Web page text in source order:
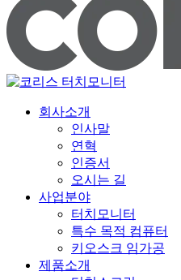
회사소개
인사말
연혁
인증서
오시는 길
사업분야
터치모니터
특수 목적 컴퓨터
키오스크 임가공
제품소개